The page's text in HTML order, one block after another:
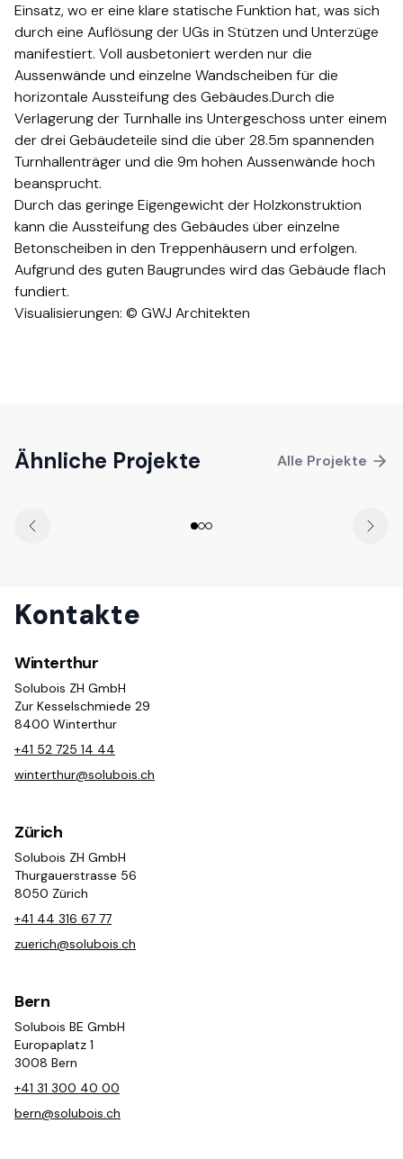
Einsatz, wo er eine klare statische Funktion hat, was sich
durch eine Auflösung der UGs in Stützen und Unterzüge
manifestiert. Voll ausbetoniert werden nur die
Aussenwände und einzelne Wandscheiben für die
horizontale Aussteifung des Gebäudes.Durch die
Verlagerung der Turnhalle ins Untergeschoss unter einem
der drei Gebäudeteile sind die über 28.5m spannenden
Turnhallenträger und die 9m hohen Aussenwände hoch
beansprucht.​​​​‌ ‍ ​‍​‍‌‍ ‌ ​‍‌‍‍‌‌‍‌ ‌‍‍‌‌‍ ‍​‍​‍​ ‍‍​‍​‍‌ ​ ‌‍​‌‌‍ ‍‌‍‍‌‌ ‌​‌ ‍‌​‍ ‍‌‍‍‌‌‍ ​‍​‍​‍ ​​‍​‍‌‍‍​‌ ​‍‌‍‌‌‌‍‌‍​‍​‍​ ‍‍​‍​‍‌‍‍​‌ ‌​‌ ‌​‌ ​​​ ‍‍​‍ ​‍ ‌‍ ​‌‍ ‌‍​ ‌‍​‌‌‍ ​‌‍‍​‌‍ ‌ ​ ‌ ‌​​ ‍‍​ ​ ​ ​ ​ ​ ​ ​ ​‍ ‌‍‍‌‌‍ ‍‌ ‌​‌‍‌‌‌‍ ‍‌ ‌​​‍ ‌‍‌‌‌‍‌​‌‍‍‌‌ ‌​​‍ ‌‍ ‌‌‍ ‌‍‌​‌‍‌‌​ ‌‌ ​​‌ ​‍‌‍‌‌‌ ​ ‌‍‌‌‌‍ ‍‌ ‌​‌‍​‌‌ ‌​‌‍‍‌‌‍ ‌‍ ‍​ ‍ ‌‍‍‌‌‍‌​​ ‌​ ‌​​ ​‍​ ​ ​ ‌ ‌‍​‍​ ​ ​ ‌‌​ ‍​​‍ ‌​ ‌‌‌‍​‌​ ‍​​ ​‌​‍ ‌​ ‌​​ ‍​‌‍​ ​ ‌ ​‍ ‌​ ‍‌​ ​​​ ‌​‌‍​ ​‍ ‌​ ‌‍‌‍‌‌​ ​​​ ‌​‌‍‌‍​ ​‍​ ​‌‌‍‌​‌‍‌‌​ ​ ​ ‌‍​ ‍​​ ‍ ‌ ‌​‌ ‍‌‌ ​​‌‍‌‌​ ‌‌ ​​‌ ​‍‌‍ ‌‍‍‍‌‍‌‌‌‍​ ‌ ‌​​ ‍ ‌ ​​‌‍​‌‌ ‌​‌‍‍​​ ‌‌‍‌​‌‍‌‌‌ ​ ‌‍​ ‌ ​‍‌‍‍‌‌ ​​‌ ‌​‌‍‍‌‌‍ ‌‍ ‍​‍‌‌​ ‌‌‌​​‍‌‌ ‌‍‍ ‌‍‌‌‌ ‍‌​‍‌‌​ ​ ‌​‌​​‍‌‌​ ​ ‌​‌​​‍‌‌​ ​‍​ ​‍‌‍‌​‌‍‌‌​‍‌‌​ ​‍​ ​‍​‍‌‌​ ‌‌‌​‌​​‍ ‍‌ ‌‍‌‍​‌‌‍ ​‌ ‌‌‌‍‌‌​‍‌‌​ ‌‌‌​​‍‌‌ ‌‍‍ ‌‍‌‌‌ ‍‌​‍‌‌​ ​ ‌​‌​​‍‌‌​ ​ ‌​‌​​‍‌‌​ ​‍​ ​‍‌‍​‍‌‍ ​‌‍ ‌‍​ ‌‍‍ ​‍ ‌​ ​ ​‍‌‌​ ​‍​ ​‍​‍‌‌​ ‌‌‌​‌​​‍ ‍‌‍​ ‌‍‍​‌‍‍‌‌‍ ​‌‍‌​‌ ​‍‌‍‌‌‌‍ ‍​‍‌‌​ ‌‌‌​​‍‌‌ ‌‍‍ ‌‍‌‌‌ ‍‌​‍‌‌​ ​ ‌​‌​​‍‌‌​ ​ ‌​‌​​‍‌‌​ ​‍​ ​‍‌ ​ ‌ ​​‌‍​‌‌‍ ‍​‍ ‌​ ​ ​‍‌‌​ ​‍​ ​‍​‍‌‌​ ‌‌‌​‌​​‍ ‍‌ ‌​‌‍‌‌‌ ‍​‌ ‌​​ ‌‍​‍‌‍​‌‌ ​ ‌‍‌‌‌‌‌‌‌ ​‍‌‍ ​​ ‌‌‍‍​‌ ‌​‌ ‌​‌ ​​​‍‌‌​ ​ ‌​​‌​‍‌‌​ ​‍‌​‌‍​‍‌‌​ ​‍‌​‌‍‌‍ ​‌‍ ‌‍​ ‌‍​‌‌‍ ​‌‍‍​‌‍ ‌ ​ ‌ ‌​​‍‌‌​ ​ ‌​​‌​ ​ ​ ​ ​ ​ ​ ​ ​‍‌‍‌‍‍‌‌‍‌​​ ‌​ ‌​​ ​‍​ ​ ​ ‌ ‌‍​‍​ ​ ​ ‌‌​ ‍​​‍ ‌​ ‌‌‌‍​‌​ ‍​​ ​‌​‍ ‌​ ‌​​ ‍​‌‍​ ​ ‌ ​‍ ‌​ ‍‌​ ​​​ ‌​‌‍​ ​‍ ‌​ ‌‍‌‍‌‌​ ​​​ ‌​‌‍‌‍​ ​‍​ ​‌‌‍‌​‌‍‌‌​ ​ ​ ‌‍​ ‍​​‍‌‍‌ ‌​‌ ‍‌‌ ​​‌‍‌‌​ ‌‌ ​​‌ ​‍‌‍ ‌‍‍‍‌‍‌‌‌‍​ ‌ ‌​​‍‌‍‌ ​​‌‍​‌‌ ‌​‌‍‍​​ ‌‌‍‌​‌‍‌‌‌ ​ ‌‍​ ‌ ​‍‌‍‍‌‌ ​​‌ ‌​‌‍‍‌‌‍ ‌‍ ‍​‍‌‌​ ‌‌‌​​‍‌‌ ‌‍‍ ‌‍‌‌‌ ‍‌​‍‌‌​ ​ ‌​‌​​‍‌‌​ ​ ‌​‌​​‍‌‌​ ​‍​ ​‍‌‍‌​‌‍‌‌​‍‌‌​ ​‍​ ​‍​‍‌‌​ ‌‌‌​‌​​‍ ‍‌ ‌‍‌‍​‌‌‍ ​‌ ‌‌‌‍‌‌​‍‌‌​ ‌‌‌​​‍‌‌ ‌‍‍ ‌‍‌‌‌ ‍‌​‍‌‌​ ​ ‌​‌​​‍‌‌​ ​ ‌​‌​​‍‌‌​ ​‍​ ​‍‌‍​‍‌‍ ​‌‍ ‌‍​ ‌‍‍ ​‍ ‌​ ​ ​‍‌‌​ ​‍​ ​‍​‍‌‌​ ‌‌‌​‌​​‍ ‍‌‍​ ‌‍‍​‌‍‍‌‌‍ ​‌‍‌​‌ ​‍‌‍‌‌‌‍ ‍​‍‌‌​ ‌‌‌​​‍‌‌ ‌‍‍ ‌‍‌‌‌ ‍‌​‍‌‌​ ​ ‌​‌​​‍‌‌​ ​ ‌​‌​​‍‌‌​ ​‍​ ​‍‌ ​ ‌ ​​‌‍​‌‌‍ ‍​‍ ‌​ ​ ​‍‌‌​ ​‍​ ​‍​‍‌‌​ ‌‌‌​‌​​‍ ‍‌ ‌​‌‍‌‌‌ ‍​‌ ‌​​‍‌‍‌ ​​‌‍‌‌‌ ​‍‌ ​ ‌ ​​‌‍‌‌‌‍​ ‌ ‌​‌‍‍‌‌ ‌‍‌‍‌‌​ ‌‌ ​​‌ ‌‌‌‍​‍‌‍ ​‌‍‍‌‌ ​ ‌‍‍​‌‍‌‌‌‍‌​​‍​‍‌ ‌
Durch das geringe Eigengewicht der Holzkonstruktion
kann die Aussteifung des Gebäudes über einzelne
Betonscheiben in den Treppenhäusern und erfolgen.
Aufgrund des guten Baugrundes wird das Gebäude flach
fundiert.​​​​‌ ‍ ​‍​‍‌‍ ‌ ​‍‌‍‍‌‌‍‌ ‌‍‍‌‌‍ ‍​‍​‍​ ‍‍​‍​‍‌ ​ ‌‍​‌‌‍ ‍‌‍‍‌‌ ‌​‌ ‍‌​‍ ‍‌‍‍‌‌‍ ​‍​‍​‍ ​​‍​‍‌‍‍​‌ ​‍‌‍‌‌‌‍‌‍​‍​‍​ ‍‍​‍​‍‌‍‍​‌ ‌​‌ ‌​‌ ​​​ ‍‍​‍ ​‍ ‌‍ ​‌‍ ‌‍​ ‌‍​‌‌‍ ​‌‍‍​‌‍ ‌ ​ ‌ ‌​​ ‍‍​ ​ ​ ​ ​ ​ ​ ​ ​‍ ‌‍‍‌‌‍ ‍‌ ‌​‌‍‌‌‌‍ ‍‌ ‌​​‍ ‌‍‌‌‌‍‌​‌‍‍‌‌ ‌​​‍ ‌‍ ‌‌‍ ‌‍‌​‌‍‌‌​ ‌‌ ​​‌ ​‍‌‍‌‌‌ ​ ‌‍‌‌‌‍ ‍‌ ‌​‌‍​‌‌ ‌​‌‍‍‌‌‍ ‌‍ ‍​ ‍ ‌‍‍‌‌‍‌​​ ‌​ ‌​​ ​‍​ ​ ​ ‌ ‌‍​‍​ ​ ​ ‌‌​ ‍​​‍ ‌​ ‌‌‌‍​‌​ ‍​​ ​‌​‍ ‌​ ‌​​ ‍​‌‍​ ​ ‌ ​‍ ‌​ ‍‌​ ​​​ ‌​‌‍​ ​‍ ‌​ ‌‍‌‍‌‌​ ​​​ ‌​‌‍‌‍​ ​‍​ ​‌‌‍‌​‌‍‌‌​ ​ ​ ‌‍​ ‍​​ ‍ ‌ ‌​‌ ‍‌‌ ​​‌‍‌‌​ ‌‌ ​​‌ ​‍‌‍ ‌‍‍‍‌‍‌‌‌‍​ ‌ ‌​​ ‍ ‌ ​​‌‍​‌‌ ‌​‌‍‍​​ ‌‌‍‌​‌‍‌‌‌ ​ ‌‍​ ‌ ​‍‌‍‍‌‌ ​​‌ ‌​‌‍‍‌‌‍ ‌‍ ‍​‍‌‌​ ‌‌‌​​‍‌‌ ‌‍‍ ‌‍‌‌‌ ‍‌​‍‌‌​ ​ ‌​‌​​‍‌‌​ ​ ‌​‌​​‍‌‌​ ​‍​ ​‍‌‍‌​‌‍‌‌​‍‌‌​ ​‍​ ​‍​‍‌‌​ ‌‌‌​‌​​‍ ‍‌ ‌‍‌‍​‌‌‍ ​‌ ‌‌‌‍‌‌​‍‌‌​ ‌‌‌​​‍‌‌ ‌‍‍ ‌‍‌‌‌ ‍‌​‍‌‌​ ​ ‌​‌​​‍‌‌​ ​ ‌​‌​​‍‌‌​ ​‍​ ​‍‌‍​‍‌‍ ​‌‍ ‌‍​ ‌‍‍ ​‍ ‌​ ‌​​‍‌‌​ ​‍​ ​‍​‍‌‌​ ‌‌‌​‌​​‍ ‍‌‍​ ‌‍‍​‌‍‍‌‌‍ ​‌‍‌​‌ ​‍‌‍‌‌‌‍ ‍​‍‌‌​ ‌‌‌​​‍‌‌ ‌‍‍ ‌‍‌‌‌ ‍‌​‍‌‌​ ​ ‌​‌​​‍‌‌​ ​ ‌​‌​​‍‌‌​ ​‍​ ​‍‌ ​ ‌ ​​‌‍​‌‌‍ ‍​‍ ‌​ ‌​​‍‌‌​ ​‍​ ​‍​‍‌‌​ ‌‌‌​‌​​‍ ‍‌ ‌​‌‍‌‌‌ ‍​‌ ‌​​ ‌‍​‍‌‍​‌‌ ​ ‌‍‌‌‌‌‌‌‌ ​‍‌‍ ​​ ‌‌‍‍​‌ ‌​‌ ‌​‌ ​​​‍‌‌​ ​ ‌​​‌​‍‌‌​ ​‍‌​‌‍​‍‌‌​ ​‍‌​‌‍‌‍ ​‌‍ ‌‍​ ‌‍​‌‌‍ ​‌‍‍​‌‍ ‌ ​ ‌ ‌​​‍‌‌​ ​ ‌​​‌​ ​ ​ ​ ​ ​ ​ ​ ​‍‌‍‌‍‍‌‌‍‌​​ ‌​ ‌​​ ​‍​ ​ ​ ‌ ‌‍​‍​ ​ ​ ‌‌​ ‍​​‍ ‌​ ‌‌‌‍​‌​ ‍​​ ​‌​‍ ‌​ ‌​​ ‍​‌‍​ ​ ‌ ​‍ ‌​ ‍‌​ ​​​ ‌​‌‍​ ​‍ ‌​ ‌‍‌‍‌‌​ ​​​ ‌​‌‍‌‍​ ​‍​ ​‌‌‍‌​‌‍‌‌​ ​ ​ ‌‍​ ‍​​‍‌‍‌ ‌​‌ ‍‌‌ ​​‌‍‌‌​ ‌‌ ​​‌ ​‍‌‍ ‌‍‍‍‌‍‌‌‌‍​ ‌ ‌​​‍‌‍‌ ​​‌‍​‌‌ ‌​‌‍‍​​ ‌‌‍‌​‌‍‌‌‌ ​ ‌‍​ ‌ ​‍‌‍‍‌‌ ​​‌ ‌​‌‍‍‌‌‍ ‌‍ ‍​‍‌‌​ ‌‌‌​​‍‌‌ ‌‍‍ ‌‍‌‌‌ ‍‌​‍‌‌​ ​ ‌​‌​​‍‌‌​ ​ ‌​‌​​‍‌‌​ ​‍​ ​‍‌‍‌​‌‍‌‌​‍‌‌​ ​‍​ ​‍​‍‌‌​ ‌‌‌​‌​​‍ ‍‌ ‌‍‌‍​‌‌‍ ​‌ ‌‌‌‍‌‌​‍‌‌​ ‌‌‌​​‍‌‌ ‌‍‍ ‌‍‌‌‌ ‍‌​‍‌‌​ ​ ‌​‌​​‍‌‌​ ​ ‌​‌​​‍‌‌​ ​‍​ ​‍‌‍​‍‌‍ ​‌‍ ‌‍​ ‌‍‍ ​‍ ‌​ ‌​​‍‌‌​ ​‍​ ​‍​‍‌‌​ ‌‌‌​‌​​‍ ‍‌‍​ ‌‍‍​‌‍‍‌‌‍ ​‌‍‌​‌ ​‍‌‍‌‌‌‍ ‍​‍‌‌​ ‌‌‌​​‍‌‌ ‌‍‍ ‌‍‌‌‌ ‍‌​‍‌‌​ ​ ‌​‌​​‍‌‌​ ​ ‌​‌​​‍‌‌​ ​‍​ ​‍‌ ​ ‌ ​​‌‍​‌‌‍ ‍​‍ ‌​ ‌​​‍‌‌​ ​‍​ ​‍​‍‌‌​ ‌‌‌​‌​​‍ ‍‌ ‌​‌‍‌‌‌ ‍​‌ ‌​​‍‌‍‌ ​​‌‍‌‌‌ ​‍‌ ​ ‌ ​​‌‍‌‌‌‍​ ‌ ‌​‌‍‍‌‌ ‌‍‌‍‌‌​ ‌‌ ​​‌ ‌‌‌‍​‍‌‍ ​‌‍‍‌‌ ​ ‌‍‍​‌‍‌‌‌‍‌​​‍​‍‌ ‌
Visualisierungen: © GWJ Architekten​​​​‌ ‍ ​‍​‍‌‍ ‌ ​‍‌‍‍‌‌‍‌ ‌‍‍‌‌‍ ‍​‍​‍​ ‍‍​‍​‍‌ ​ ‌‍​‌‌‍ ‍‌‍‍‌‌ ‌​‌ ‍‌​‍ ‍‌‍‍‌‌‍ ​‍​‍​‍ ​​‍​‍‌‍‍​‌ ​‍‌‍‌‌‌‍‌‍​‍​‍​ ‍‍​‍​‍‌‍‍​‌ ‌​‌ ‌​‌ ​​​ ‍‍​‍ ​‍ ‌‍ ​‌‍ ‌‍​ ‌‍​‌‌‍ ​‌‍‍​‌‍ ‌ ​ ‌ ‌​​ ‍‍​ ​ ​ ​ ​ ​ ​ ​ ​‍ ‌‍‍‌‌‍ ‍‌ ‌​‌‍‌‌‌‍ ‍‌ ‌​​‍ ‌‍‌‌‌‍‌​‌‍‍‌‌ ‌​​‍ ‌‍ ‌‌‍ ‌‍‌​‌‍‌‌​ ‌‌ ​​‌ ​‍‌‍‌‌‌ ​ ‌‍‌‌‌‍ ‍‌ ‌​‌‍​‌‌ ‌​‌‍‍‌‌‍ ‌‍ ‍​ ‍ ‌‍‍‌‌‍‌​​ ‌​ ‌​​ ​‍​ ​ ​ ‌ ‌‍​‍​ ​ ​ ‌‌​ ‍​​‍ ‌​ ‌‌‌‍​‌​ ‍​​ ​‌​‍ ‌​ ‌​​ ‍​‌‍​ ​ ‌ ​‍ ‌​ ‍‌​ ​​​ ‌​‌‍​ ​‍ ‌​ ‌‍‌‍‌‌​ ​​​ ‌​‌‍‌‍​ ​‍​ ​‌‌‍‌​‌‍‌‌​ ​ ​ ‌‍​ ‍​​ ‍ ‌ ‌​‌ ‍‌‌ ​​‌‍‌‌​ ‌‌ ​​‌ ​‍‌‍ ‌‍‍‍‌‍‌‌‌‍​ ‌ ‌​​ ‍ ‌ ​​‌‍​‌‌ ‌​‌‍‍​​ ‌‌‍‌​‌‍‌‌‌ ​ ‌‍​ ‌ ​‍‌‍‍‌‌ ​​‌ ‌​‌‍‍‌‌‍ ‌‍ ‍​‍‌‌​ ‌‌‌​​‍‌‌ ‌‍‍ ‌‍‌‌‌ ‍‌​‍‌‌​ ​ ‌​‌​​‍‌‌​ ​ ‌​‌​​‍‌‌​ ​‍​ ​‍‌‍‌​‌‍‌‌​‍‌‌​ ​‍​ ​‍​‍‌‌​ ‌‌‌​‌​​‍ ‍‌ ‌‍‌‍​‌‌‍ ​‌ ‌‌‌‍‌‌​‍‌‌​ ‌‌‌​​‍‌‌ ‌‍‍ ‌‍‌‌‌ ‍‌​‍‌‌​ ​ ‌​‌​​‍‌‌​ ​ ‌​‌​​‍‌‌​ ​‍​ ​‍​ ​ ‌‍‌​​ ‌‌​ ​‍‌‍​‌‌‍‌‌‌‍‌‍‌‍​ ‌‍‌‌‌‍‌‍‌‍​ ​ ‌‌​‍‌‌​ ​‍​ ​‍​‍‌‌​ ‌‌‌​‌​​‍ ‍‌‍​ ‌‍‍​‌‍‍‌‌‍ ​‌‍‌​‌ ​‍‌‍‌‌‌‍ ‍​‍‌‌​ ‌‌‌​​‍‌‌ ‌‍‍ ‌‍‌‌‌ ‍‌​‍‌‌​ ​ ‌​‌​​‍‌‌​ ​ ‌​‌​​‍‌‌​ ​‍​ ​‍​ ‌‌‌‍‌‍​ ‍‌​ ​ ​ ​​​ ​‍‌‍​‌‌‍‌​​ ‍‌‌‍‌​‌‍​ ​ ​‍​‍‌‌​ ​‍​ ​‍​‍‌‌​ ‌‌‌​‌​​‍ ‍‌ ‌​‌‍‌‌‌ ‍​‌ ‌​​ ‌‍​‍‌‍​‌‌ ​ ‌‍‌‌‌‌‌‌‌ ​‍‌‍ ​​ ‌‌‍‍​‌ ‌​‌ ‌​‌ ​​​‍‌‌​ ​ ‌​​‌​‍‌‌​ ​‍‌​‌‍​‍‌‌​ ​‍‌​‌‍‌‍ ​‌‍ ‌‍​ ‌‍​‌‌‍ ​‌‍‍​‌‍ ‌ ​ ‌ ‌​​‍‌‌​ ​ ‌​​‌​ ​ ​ ​ ​ ​ ​ ​ ​‍‌‍‌‍‍‌‌‍‌​​ ‌​ ‌​​ ​‍​ ​ ​ ‌ ‌‍​‍​ ​ ​ ‌‌​ ‍​​‍ ‌​ ‌‌‌‍​‌​ ‍​​ ​‌​‍ ‌​ ‌​​ ‍​‌‍​ ​ ‌ ​‍ ‌​ ‍‌​ ​​​ ‌​‌‍​ ​‍ ‌​ ‌‍‌‍‌‌​ ​​​ ‌​‌‍‌‍​ ​‍​ ​‌‌‍‌​‌‍‌‌​ ​ ​ ‌‍​ ‍​​‍‌‍‌ ‌​‌ ‍‌‌ ​​‌‍‌‌​ ‌‌ ​​‌ ​‍‌‍ ‌‍‍‍‌‍‌‌‌‍​ ‌ ‌​​‍‌‍‌ ​​‌‍​‌‌ ‌​‌‍‍​​ ‌‌‍‌​‌‍‌‌‌ ​ ‌‍​ ‌ ​‍‌‍‍‌‌ ​​‌ ‌​‌‍‍‌‌‍ ‌‍ ‍​‍‌‌​ ‌‌‌​​‍‌‌ ‌‍‍ ‌‍‌‌‌ ‍‌​‍‌‌​ ​ ‌​‌​​‍‌‌​ ​ ‌​‌​​‍‌‌​ ​‍​ ​‍‌‍‌​‌‍‌‌​‍‌‌​ ​‍​ ​‍​‍‌‌​ ‌‌‌​‌​​‍ ‍‌ ‌‍‌‍​‌‌‍ ​‌ ‌‌‌‍‌‌​‍‌‌​ ‌‌‌​​‍‌‌ ‌‍‍ ‌‍‌‌‌ ‍‌​‍‌‌​ ​ ‌​‌​​‍‌‌​ ​ ‌​‌​​‍‌‌​ ​‍​ ​‍​ ​ ‌‍‌​​ ‌‌​ ​‍‌‍​‌‌‍‌‌‌‍‌‍‌‍​ ‌‍‌‌‌‍‌‍‌‍​ ​ ‌‌​‍‌‌​ ​‍​ ​‍​‍‌‌​ ‌‌‌​‌​​‍ ‍‌‍​ ‌‍‍​‌‍‍‌‌‍ ​‌‍‌​‌ ​‍‌‍‌‌‌‍ ‍​‍‌‌​ ‌‌‌​​‍‌‌ ‌‍‍ ‌‍‌‌‌ ‍‌​‍‌‌​ ​ ‌​‌​​‍‌‌​ ​ ‌​‌​​‍‌‌​ ​‍​ ​‍​ ‌‌‌‍‌‍​ ‍‌​ ​ ​ ​​​ ​‍‌‍​‌‌‍‌​​ ‍‌‌‍‌​‌‍​ ​ ​‍​‍‌‌​ ​‍​ ​‍​‍‌‌​ ‌‌‌​‌​​‍ ‍‌ ‌​‌‍‌‌‌ ‍​‌ ‌​​‍‌‍‌ ​​‌‍‌‌‌ ​‍‌ ​ ‌ ​​‌‍‌‌‌‍​ ‌ ‌​‌‍‍‌‌ ‌‍‌‍‌‌​ ‌‌ ​​‌ ‌‌‌‍​‍‌‍ ​‌‍‍‌‌ ​ ‌‍‍​‌‍‌‌‌‍‌​​‍​‍‌ ‌
Ähnliche Projekte Alle Projekte
Kontakte
Winterthur
Solubois ZH GmbH
Zur Kesselschmiede 29
8400 Winterthur
+41 52 725 14 44
winterthur@solubois.ch
Zürich
Solubois ZH GmbH
Thurgauerstrasse 56
8050 Zürich
+41 44 316 67 77
zuerich@solubois.ch
Bern
Solubois BE GmbH
Europaplatz 1
3008 Bern
+41 31 300 40 00
bern@solubois.ch